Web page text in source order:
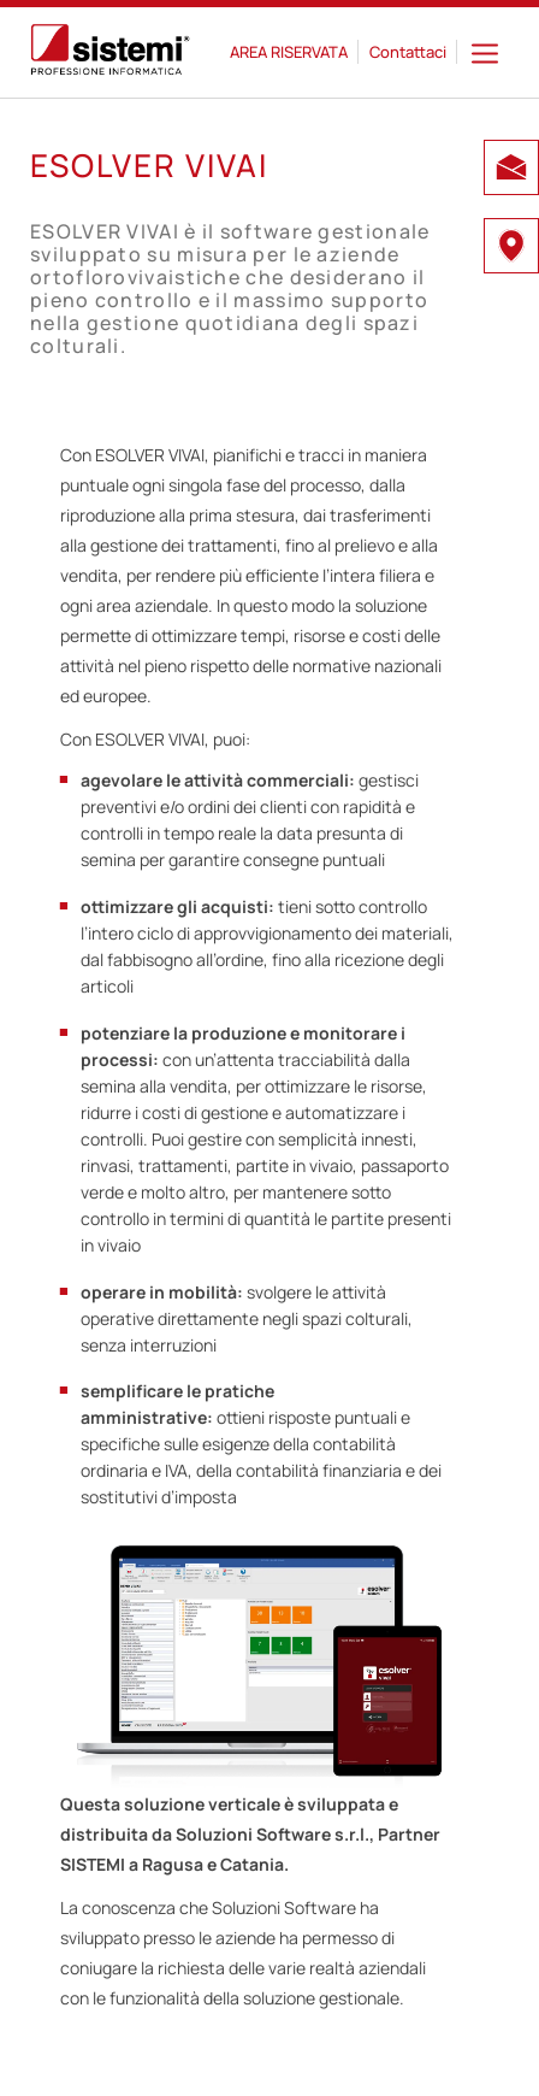
AREA RISERVATA Contattaci
ESOLVER VIVAI
ESOLVER VIVAI è il software gestionale
sviluppato su misura per le aziende
ortoflorovivaistiche che desiderano il
pieno controllo e il massimo supporto
nella gestione quotidiana degli spazi
colturali.
Con ESOLVER VIVAI, pianifichi e tracci in maniera
puntuale ogni singola fase del processo, dalla
riproduzione alla prima stesura, dai trasferimenti
alla gestione dei trattamenti, fino al prelievo e alla
vendita, per rendere più efficiente l’intera filiera e
ogni area aziendale. In questo modo la soluzione
permette di ottimizzare tempi, risorse e costi delle
attività nel pieno rispetto delle normative nazionali
ed europee.
Con ESOLVER VIVAI, puoi:
agevolare le attività commerciali: gestisci
preventivi e/o ordini dei clienti con rapidità e
controlli in tempo reale la data presunta di
semina per garantire consegne puntuali
ottimizzare gli acquisti: tieni sotto controllo
l’intero ciclo di approvvigionamento dei materiali,
dal fabbisogno all’ordine, fino alla ricezione degli
articoli
potenziare la produzione e monitorare i
processi: con un’attenta tracciabilità dalla
semina alla vendita, per ottimizzare le risorse,
ridurre i costi di gestione e automatizzare i
controlli. Puoi gestire con semplicità innesti,
rinvasi, trattamenti, partite in vivaio, passaporto
verde e molto altro, per mantenere sotto
controllo in termini di quantità le partite presenti
in vivaio
operare in mobilità: svolgere le attività
operative direttamente negli spazi colturali,
senza interruzioni
semplificare le pratiche
amministrative: ottieni risposte puntuali e
specifiche sulle esigenze della contabilità
ordinaria e IVA, della contabilità finanziaria e dei
sostitutivi d’imposta
Questa soluzione verticale è sviluppata e
distribuita da Soluzioni Software s.r.l., Partner
SISTEMI a Ragusa e Catania.
La conoscenza che Soluzioni Software ha
sviluppato presso le aziende ha permesso di
coniugare la richiesta delle varie realtà aziendali
con le funzionalità della soluzione gestionale.